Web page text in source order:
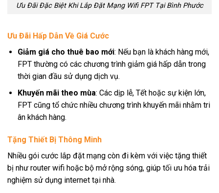
Ưu Đãi Đặc Biệt Khi Lắp Đặt Mạng Wifi FPT Tại Bình Phước
Ưu Đãi Hấp Dẫn Về Giá Cước
Giảm giá cho thuê bao mới: Nếu bạn là khách hàng mới,
FPT thường có các chương trình giảm giá hấp dẫn trong
thời gian đầu sử dụng dịch vụ.
Khuyến mãi theo mùa: Các dịp lễ, Tết hoặc sự kiện lớn,
FPT cũng tổ chức nhiều chương trình khuyến mãi nhằm tri
ân khách hàng.
Tặng Thiết Bị Thông Minh
Nhiều gói cước lắp đặt mạng còn đi kèm với việc tặng thiết
bị như router wifi hoặc bộ mở rộng sóng, giúp tối ưu hóa trải
nghiệm sử dụng internet tại nhà.